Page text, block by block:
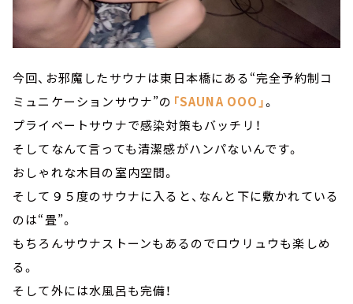
今回、お邪魔したサウナは東日本橋にある“完全予約制コ
ミュニケーションサウナ”の 「SAUNA OOO」。
プライベートサウナで感染対策もバッチリ！
そしてなんて言っても清潔感がハンパないんです。
おしゃれな木目の室内空間。
そして９５度のサウナに入ると、なんと下に敷かれている
のは“畳”。
もちろんサウナストーンもあるのでロウリュウも楽しめ
る。
そして外には水風呂も完備！